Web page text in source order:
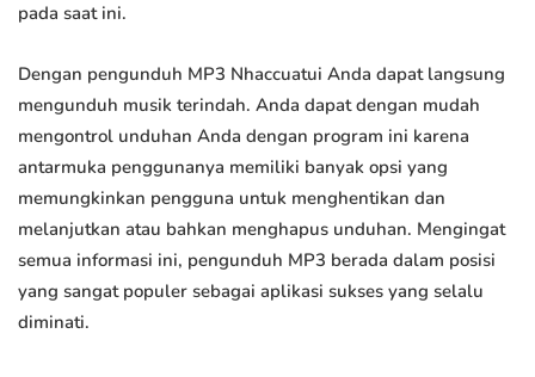
pada saat ini.
Dengan pengunduh MP3 Nhaccuatui Anda dapat langsung
mengunduh musik terindah. Anda dapat dengan mudah
mengontrol unduhan Anda dengan program ini karena
antarmuka penggunanya memiliki banyak opsi yang
memungkinkan pengguna untuk menghentikan dan
melanjutkan atau bahkan menghapus unduhan. Mengingat
semua informasi ini, pengunduh MP3 berada dalam posisi
yang sangat populer sebagai aplikasi sukses yang selalu
diminati.